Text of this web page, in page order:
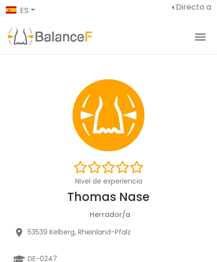
ES Directo a
Nivel de experiencia
Thomas Nase
Herrador/a
53539 Kelberg, Rheinland-Pfalz
DE-0247